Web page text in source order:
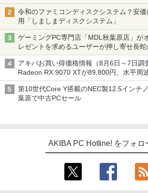
令和のファミコンディスクシステム？安
用「しましまディスクシステム」
ゲーミングPC専門店「MDL秋葉原店」が
レゼントを求めるユーザーが押し寄せ長蛇
アキバお買い得価格情報（8月6日～7日調
Radeon RX 9070 XTが89,800円、水平周
型モニターが9,801円、暑さ指数連動セー
第10世代Core Y搭載のNEC製12.5インチ
葉原で中古PCセール
AKIBA PC Hotline! をフォロ